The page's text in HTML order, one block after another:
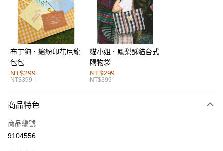
LINE Pay
街口支付
運送方式
全家取貨付款
每筆NT$60，滿NT$1,000(含以上)免運費
付款後全家取貨
萊爾富取貨付款
布丁狗．繽紛印花尼龍
包包
NT$299
NT$399
貓小姐．鳳梨酥貓台式
購物袋
NT$299
NT$399
商品特色
商品編號
9104556